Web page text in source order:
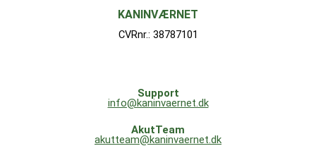
KANINVÆRNET
CVRnr.: 38787101
Support
info@kaninvaernet.dk
AkutTeam
akutteam@kaninvaernet.dk